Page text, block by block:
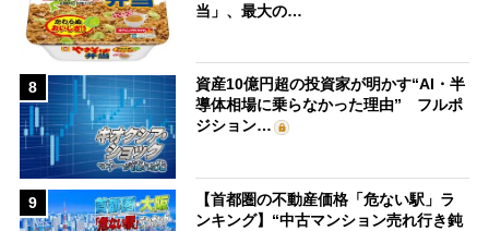
当」、最大の…
8
資産10億円超の投資家が明かす“AI・半
導体相場に乗らなかった理由” フルポ
ジション…
9
【首都圏の不動産価格「危ない駅」ラ
ンキング】“中古マンション売れ行き鈍